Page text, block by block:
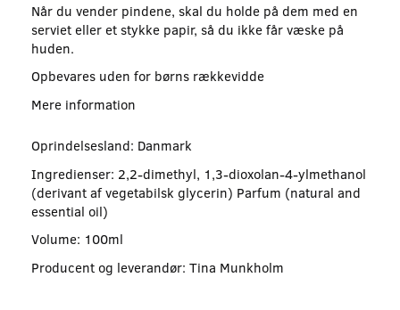
Når du vender pindene, skal du holde på dem med en
serviet eller et stykke papir, så du ikke får væske på
huden.
Opbevares uden for børns rækkevidde
Mere information
Oprindelsesland: Danmark
Ingredienser: 2,2-dimethyl, 1,3-dioxolan-4-ylmethanol
(derivant af vegetabilsk glycerin) Parfum (natural and
essential oil)
Volume: 100ml
Producent og leverandør: Tina Munkholm